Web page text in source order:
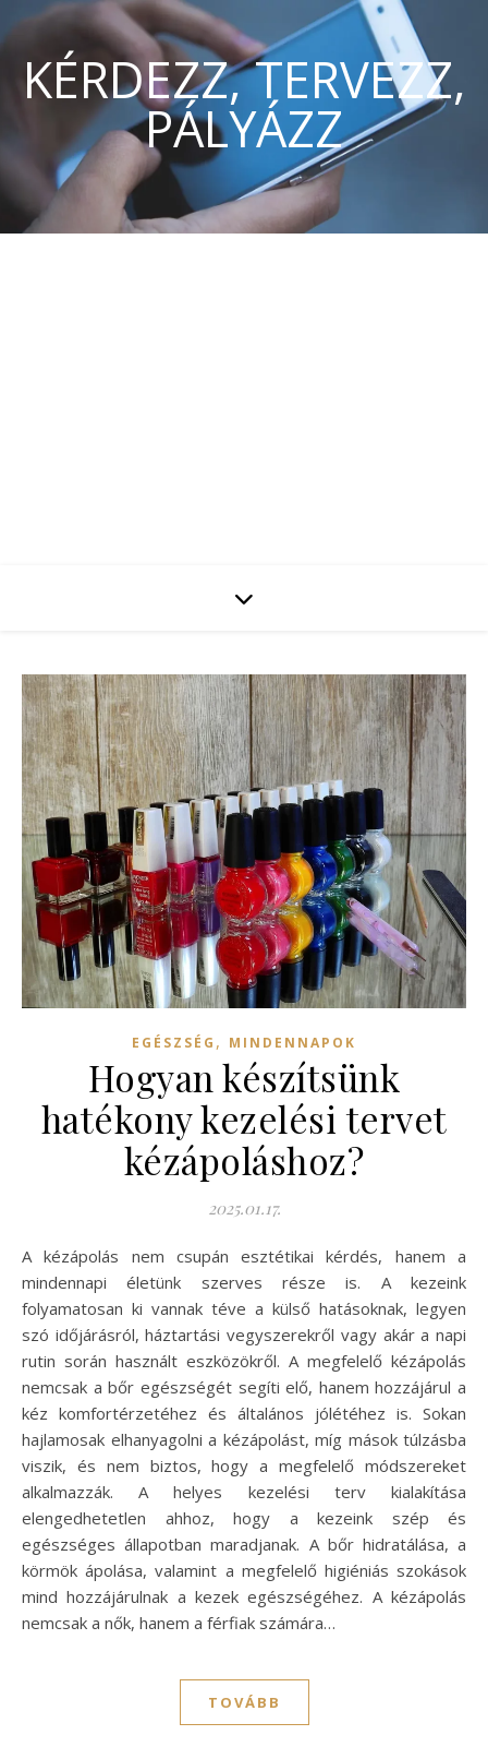
KÉRDEZZ, TERVEZZ,
PÁLYÁZZ
EGÉSZSÉG , MINDENNAPOK
Hogyan készítsünk
hatékony kezelési tervet
kézápoláshoz?
2025.01.17.
A kézápolás nem csupán esztétikai kérdés, hanem a
mindennapi életünk szerves része is. A kezeink
folyamatosan ki vannak téve a külső hatásoknak, legyen
szó időjárásról, háztartási vegyszerekről vagy akár a napi
rutin során használt eszközökről. A megfelelő kézápolás
nemcsak a bőr egészségét segíti elő, hanem hozzájárul a
kéz komfortérzetéhez és általános jólétéhez is. Sokan
hajlamosak elhanyagolni a kézápolást, míg mások túlzásba
viszik, és nem biztos, hogy a megfelelő módszereket
alkalmazzák. A helyes kezelési terv kialakítása
elengedhetetlen ahhoz, hogy a kezeink szép és
egészséges állapotban maradjanak. A bőr hidratálása, a
körmök ápolása, valamint a megfelelő higiéniás szokások
mind hozzájárulnak a kezek egészségéhez. A kézápolás
nemcsak a nők, hanem a férfiak számára…
TOVÁBB